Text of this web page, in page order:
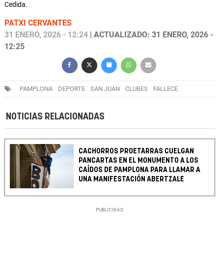
Cedida.
PATXI CERVANTES
31 ENERO, 2026 - 12:24 | ACTUALIZADO: 31 ENERO, 2026 -
12:25
PAMPLONA DEPORTE SAN JUAN CLUBES FALLECE
NOTICIAS RELACIONADAS
CACHORROS PROETARRAS CUELGAN
PANCARTAS EN EL MONUMENTO A LOS
CAÍDOS DE PAMPLONA PARA LLAMAR A
UNA MANIFESTACIÓN ABERTZALE